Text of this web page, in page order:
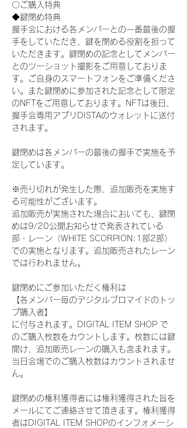
〇ご購入特典
◆鍵閉め特典
握手会における各メンバーとの一番最後の握
手をしていただき、鍵を閉める役割を担って
いただきます。鍵閉めの記念としてメンバー
とのツーショット撮影をご用意しておりま
す。ご自身のスマートフォンをご準備くださ
い。また鍵閉めに参加された記念として限定
のNFTをご用意しております。NFTは後日、
握手会専用アプリDISTAのウォレットに送付
されます。
鍵閉めは各メンバーの最後の握手で実施を予
定しています。
※売り切れが発生した際、追加販売を実施す
る可能性がございます。
追加販売が実施された場合においても、鍵閉
めは9/20公開お知らせで発表されている
部・レーン（WHITE SCORPION:1部2部）
での実施となります。追加販売されたレーン
では行われません。
鍵閉めにご参加いただく権利は
【各メンバー毎のデジタルブロマイドのトッ
プ購入者】
に付与されます。DIGITAL ITEM SHOP で
のご購入枚数をカウントします。枚数には鍵
開け、追加販売レーンの購入も含まれます。
当日会場でのご購入枚数はカウントされませ
ん。
鍵閉めの権利獲得者には権利獲得された旨を
メールにてご連絡させて頂きます。権利獲得
者はDIGITAL ITEM SHOPのインフォメーシ